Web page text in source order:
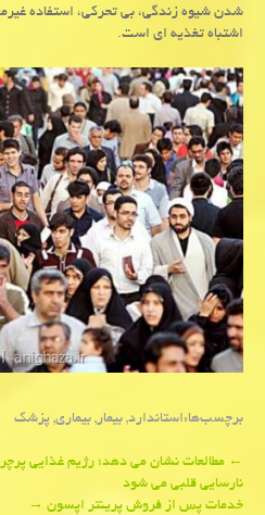
شدن شیوه زندگی، بی تحركی، استفاده
اشتباه تغذیه ای است.
برچسب‌ها:استاندارد,بیمار, بیماری,پزشك
Post
navigation
←مطالعات نشان می دهد؛ رژیم غذایی
نارسایی قلبی می شود
خدمات پس از فروش پرینتر اپسون→